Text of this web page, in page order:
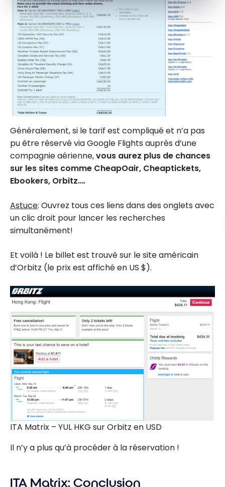
Généralement, si le tarif est compliqué et n’a pas
pu être réservé via Google Flights auprès d’une
compagnie aérienne,vous aurez plus de chances
sur les sites comme CheapOair, Cheaptickets,
Ebookers, Orbitz….
Astuce: Ouvrez tous ces liens dans des onglets avec
un clic droit pour lancer les recherches
simultanément!
Et voilà ! Le billet est trouvé sur le site américain
d’Orbitz (le prix est affiché en US $).
ITA Matrix – YUL HKG sur Orbitz en USD
Il n’y a plus qu’à procéder à la réservation !
ITA Matrix: Conclusion